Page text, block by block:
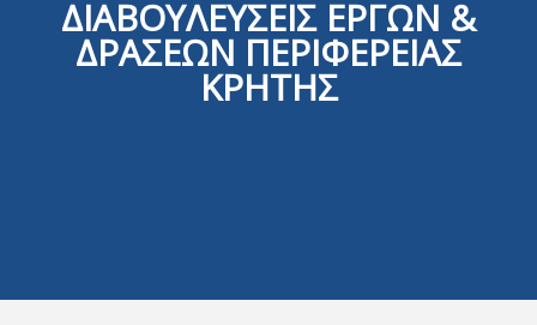
ΔΙΑΒΟΥΛΕΥΣΕΙΣ ΕΡΓΩΝ &
ΔΡΑΣΕΩΝ ΠΕΡΙΦΕΡΕΙΑΣ
ΚΡΗΤΗΣ